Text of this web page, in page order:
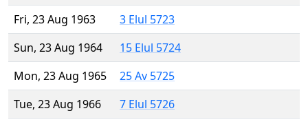
Fri, 23 Aug 1963
3 Elul 5723
Sun, 23 Aug 1964
15 Elul 5724
Mon, 23 Aug 1965
25 Av 5725
Tue, 23 Aug 1966
7 Elul 5726